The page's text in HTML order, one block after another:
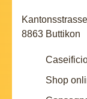
8863 Buttikon
Shop